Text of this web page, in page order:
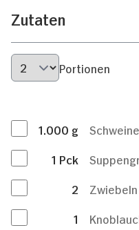
Zutaten
Portionen
1.000 g
1 Pck
2
Zwiebeln
1